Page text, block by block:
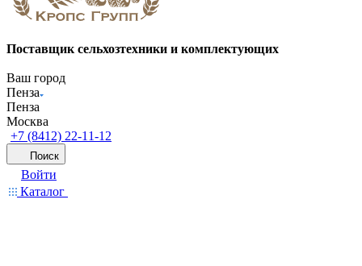
Поставщик сельхозтехники и комплектующих
Ваш город
Пенза
Пенза
Москва
+7 (8412) 22-11-12
Поиск
Войти
Каталог